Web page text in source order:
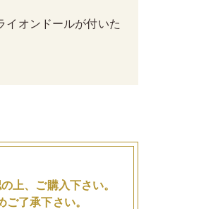
イオンドールが付いた
上、ご購入下さい。
了承下さい。